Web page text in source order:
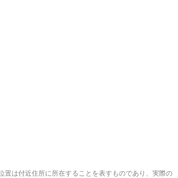
置は付近住所に所在することを表すものであり、実際の